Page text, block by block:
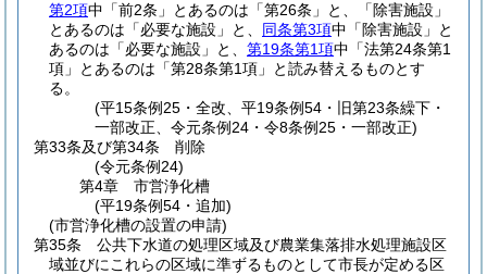
第2項中「前2条」とあるのは「第26条」と、「除害施設」
とあるのは「必要な施設」と、 同条第3項中「除害施設」と
あるのは「必要な施設」と、 第19条第1項中「法第24条第1
項」とあるのは「第28条第1項」と読み替えるものとす
る。
(平15条例25・全改、平19条例54・旧第23条繰下・
一部改正、令元条例24・令8条例25・一部改正)
第33条及び第34条
削除
(令元条例24)
第4章
市営浄化槽
(平19条例54・追加)
(市営浄化槽の設置の申請)
第35条
公共下水道の処理区域及び農業集落排水処理施設区
域並びにこれらの区域に準ずるものとして市長が定める区